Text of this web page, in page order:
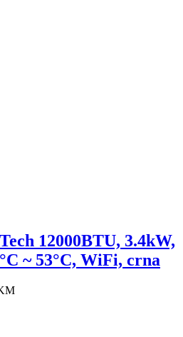
12000BTU, 3.4kW,
~ 53°C, WiFi, crna